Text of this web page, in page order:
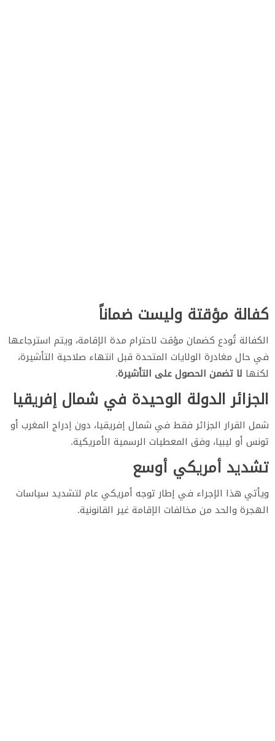
كفالة مؤقتة وليست ضماناً
الكفالة تُودع كضمان مؤقت لاحترام مدة الإقامة، ويتم استرجاعها
في حال مغادرة الولايات المتحدة قبل انتهاء صلاحية التأشيرة،
لكنها لا تضمن الحصول على التأشيرة.
الجزائر الدولة الوحيدة في شمال إفريقيا
شمل القرار الجزائر فقط في شمال إفريقيا، دون إدراج المغرب أو
تونس أو ليبيا، وفق المعطيات الرسمية الأمريكية.
تشديد أمريكي أوسع
ويأتي هذا الإجراء في إطار توجه أمريكي عام لتشديد سياسات
الهجرة والحد من مخالفات الإقامة غير القانونية.